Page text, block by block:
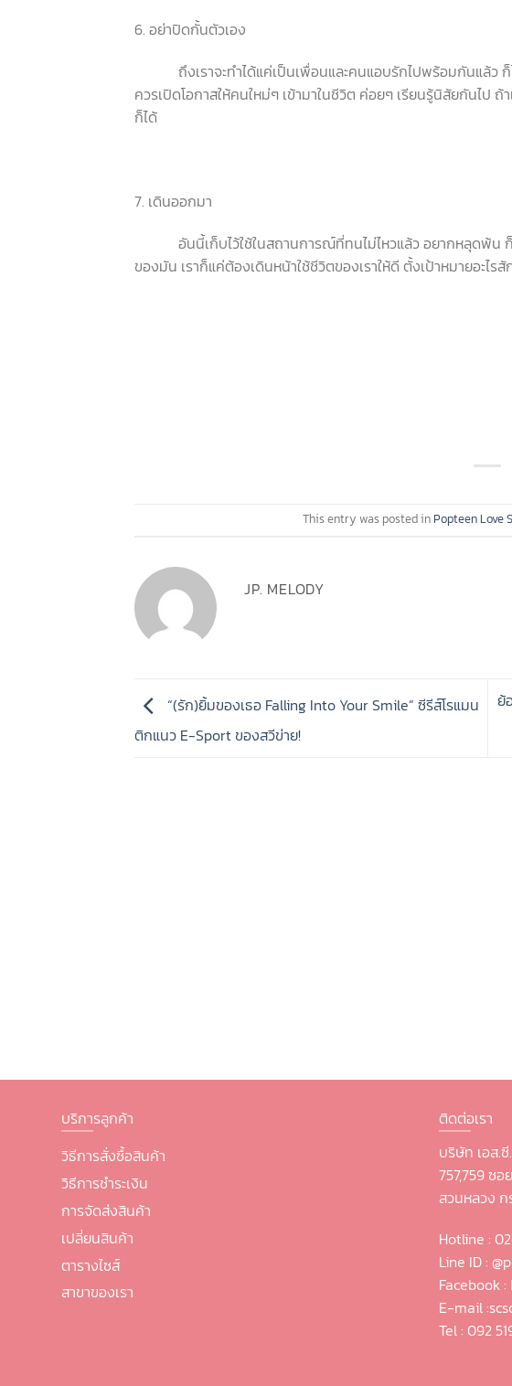
6. อย่าปิดกั้นตัวเอง
ถึงเราจะทำได้แค่เป็นเพื่อนและคนแอบรักไปพร้อมกันแล้ว ก็ไ
ควรเปิดโอกาสให้คนใหม่ๆ เข้ามาในชีวิต ค่อยๆ เรียนรู้นิสัยกันไ
ก็ได้
7. เดินออกมา
อันนี้เก็บไว้ใช้ในสถานการณ์ที่ทนไม่ไหวแล้ว อยากหลุดพ้น ก็เ
ของมัน เราก็แค่ต้องเดินหน้าใช้ชีวิตของเราให้ดี ตั้งเป้าหมายอะไ
This entry was posted in Popteen Love
JP. MELODY
“(รัก)ยิ้มของเธอ Falling Into Your Smile” ซีรีส์โรแมน
ติกแนว E-Sport ของสวีข่าย!
ย้
บริการลูกค้า
วิธีการสั่งซื้อสินค้า
วิธีการชำระเงิน
การจัดส่งสินค้า
เปลี่ยนสินค้า
ตารางไซส์
สาขาของเรา
ติดต่อเรา
บริษัท เอส.
757,759 ซ
สวนหลวง
Hotline :
Line ID :
Facebook :
E-mail :
Tel : 092